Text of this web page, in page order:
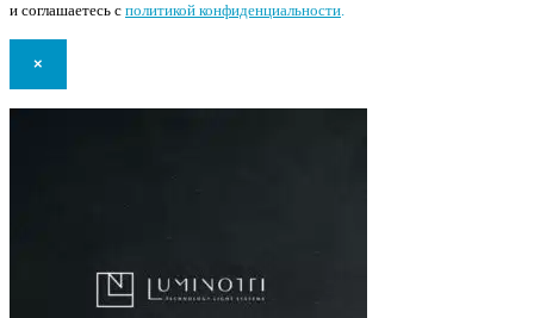
и соглашаетесь с политикой конфиденциальности.
×